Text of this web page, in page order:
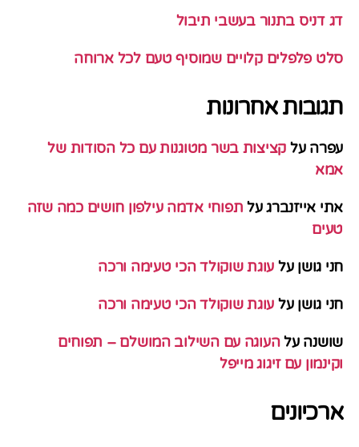
דג דניס בתנור בעשבי תיבול
סלט פלפלים קלויים שמוסיף טעם לכל ארוחה
תגובות אחרונות
עפרה על קציצות בשר מטוגנות עם כל הסודות של
אמא
אתי אייזנברגעל תפוחי אדמה עילפון חושים כמה שזה
טעים
חני גושן על עוגת שוקולד הכי טעימה ורכה
חני גושן על עוגת שוקולד הכי טעימה ורכה
שושנה עלהעוגה עם השילוב המושלם – תפוחים
וקינמון עם זיגוג מייפל
ארכיונים